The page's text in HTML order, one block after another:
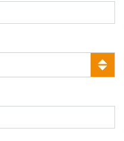
(eBook)